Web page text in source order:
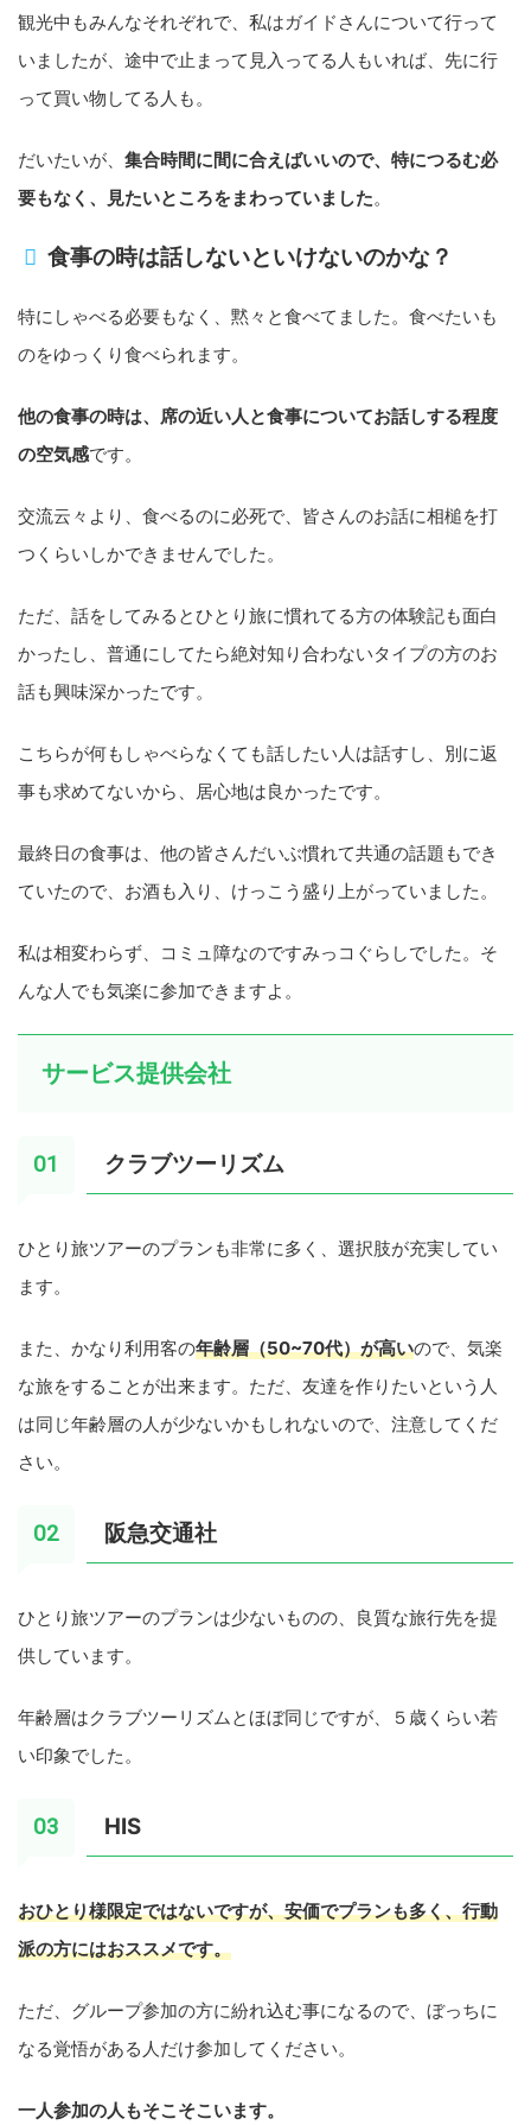
観光中もみんなそれぞれで、私はガイドさんについて行って
いましたが、途中で止まって見入ってる人もいれば、先に行
って買い物してる人も。
だいたいが、 集合時間に間に合えばいいので、特につるむ必
要もなく、見たいところをまわっていました。
食事の時は話しないといけないのかな？
特にしゃべる必要もなく、黙々と食べてました。食べたいも
のをゆっくり食べられます。
他の食事の時は、席の近い人と食事についてお話しする程度
の空気感です。
交流云々より、食べるのに必死で、皆さんのお話に相槌を打
つくらいしかできませんでした。
ただ、話をしてみるとひとり旅に慣れてる方の体験記も面白
かったし、普通にしてたら絶対知り合わないタイプの方のお
話も興味深かったです。
こちらが何もしゃべらなくても話したい人は話すし、別に返
事も求めてないから、居心地は良かったです。
最終日の食事は、他の皆さんだいぶ慣れて共通の話題もでき
ていたので、お酒も入り、けっこう盛り上がっていました。
私は相変わらず、コミュ障なのですみっコぐらしでした。そ
んな人でも気楽に参加できますよ。
サービス提供会社
クラブツーリズム
ひとり旅ツアーのプランも非常に多く、選択肢が充実してい
ます。
また、かなり利用客の年齢層（50~70代）が高いので、気楽
な旅をすることが出来ます。ただ、友達を作りたいという人
は同じ年齢層の人が少ないかもしれないので、注意してくだ
さい。
阪急交通社
ひとり旅ツアーのプランは少ないものの、良質な旅行先を提
供しています。
年齢層はクラブツーリズムとほぼ同じですが、５歳くらい若
い印象でした。
HIS
おひとり様限定ではないですが、安価でプランも多く、行動
派の方にはおススメです。
ただ、グループ参加の方に紛れ込む事になるので、ぼっちに
なる覚悟がある人だけ参加してください。
一人参加の人もそこそこいます。